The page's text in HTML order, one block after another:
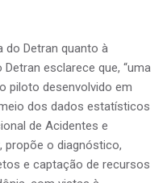
do Detran quanto à
esclarece que, “uma
piloto desenvolvido em
dos dados estatísticos
de Acidentes e
propõe o diagnóstico,
e captação de recursos